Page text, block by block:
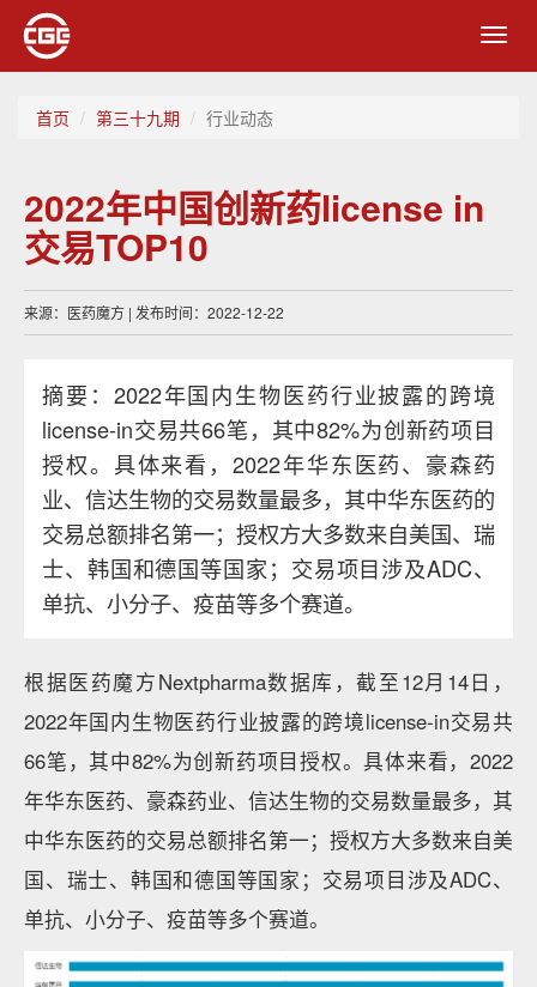
首页 第三十九期 行业动态
2022年中国创新药license in
交易TOP10
来源：医药魔方 | 发布时间：2022-12-22
摘要：2022年国内生物医药行业披露的跨境
license-in交易共66笔，其中82%为创新药项目
授权。具体来看，2022年华东医药、豪森药
业、信达生物的交易数量最多，其中华东医药的
交易总额排名第一；授权方大多数来自美国、瑞
士、韩国和德国等国家；交易项目涉及ADC、
单抗、小分子、疫苗等多个赛道。
根据医药魔方Nextpharma数据库，截至12月14日，
2022年国内生物医药行业披露的跨境license-in交易共
66笔，其中82%为创新药项目授权。具体来看，2022
年华东医药、豪森药业、信达生物的交易数量最多，其
中华东医药的交易总额排名第一；授权方大多数来自美
国、瑞士、韩国和德国等国家；交易项目涉及ADC、
单抗、小分子、疫苗等多个赛道。